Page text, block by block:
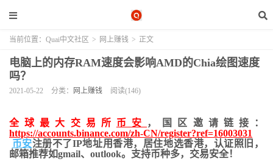
当前位置： Quai中文社区 > 网上赚钱 > 正文
电脑上的内存RAM速度会影响AMD的Chia绘图速度
吗？
2021-05-22 分类： 网上赚钱 阅读(146)
全球最大交易所 币安
，国区邀请链接：
https://accounts.binance.com/zh-CN/register?ref=16003031
币安注册不了IP地址用香港，居住地选香港，认证照旧，
邮箱推荐如gmail、outlook。支持币种多，交易安全！